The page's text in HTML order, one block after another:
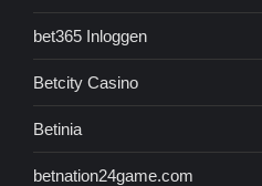
bet365 Inloggen
Betcity Casino
Betinia
betnation24game.com